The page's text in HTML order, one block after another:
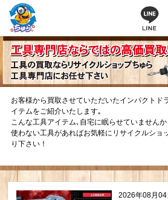
お客様から買取させていただいたインパクトド
イテムをご紹介いたします｡
こんな工具アイテム､自宅に眠らせていませんか
使わない工具があればお気軽にリサイクルショ
り下さい！
2026年08月04